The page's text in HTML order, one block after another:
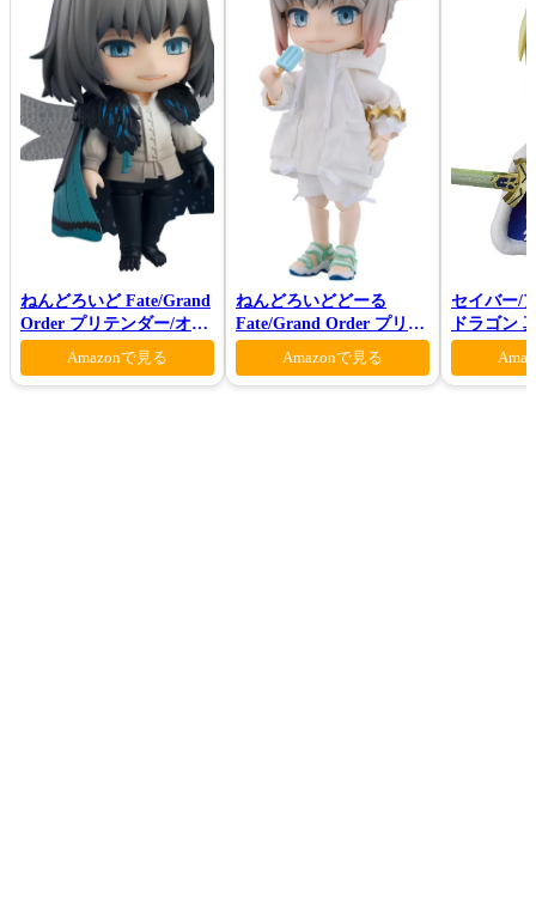
ねんどろいど Fate/Grand
Order プリテンダー/オベ
ロン ヴォーティガーン
Amazonで見る
ねんどろいどどーる
Fate/Grand Order プリテ
ンダー/オベロン 爽やかサ
マー・プリンスVer.
Amazonで見る
セイバー/
ドラゴン